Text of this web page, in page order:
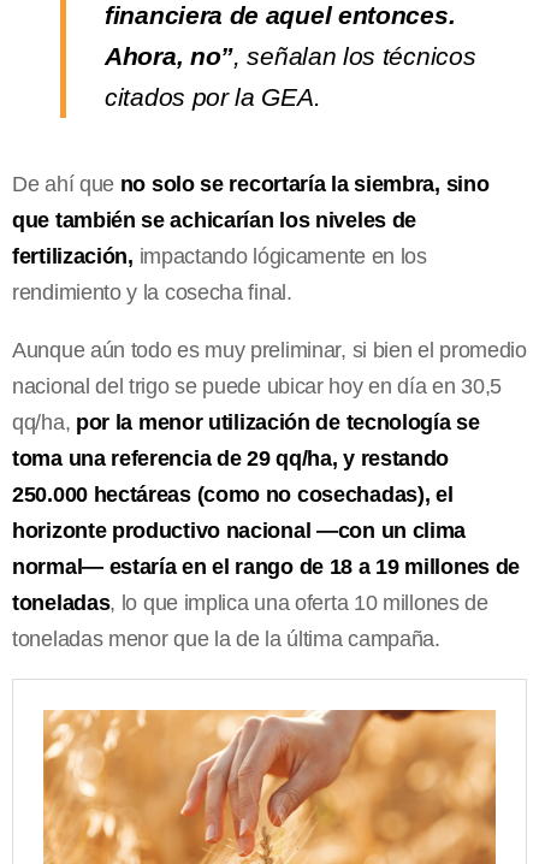
financiera de aquel entonces.
Ahora, no”, señalan los técnicos
citados por la GEA.
De ahí que no solo se recortaría la siembra, sino
que también se achicarían los niveles de
fertilización, impactando lógicamente en los
rendimiento y la cosecha final.
Aunque aún todo es muy preliminar, si bien el promedio
nacional del trigo se puede ubicar hoy en día en 30,5
qq/ha, por la menor utilización de tecnología se
toma una referencia de 29 qq/ha, y restando
250.000 hectáreas (como no cosechadas), el
horizonte productivo nacional —con un clima
normal— estaría en el rango de 18 a 19 millones de
toneladas, lo que implica una oferta 10 millones de
toneladas menor que la de la última campaña.